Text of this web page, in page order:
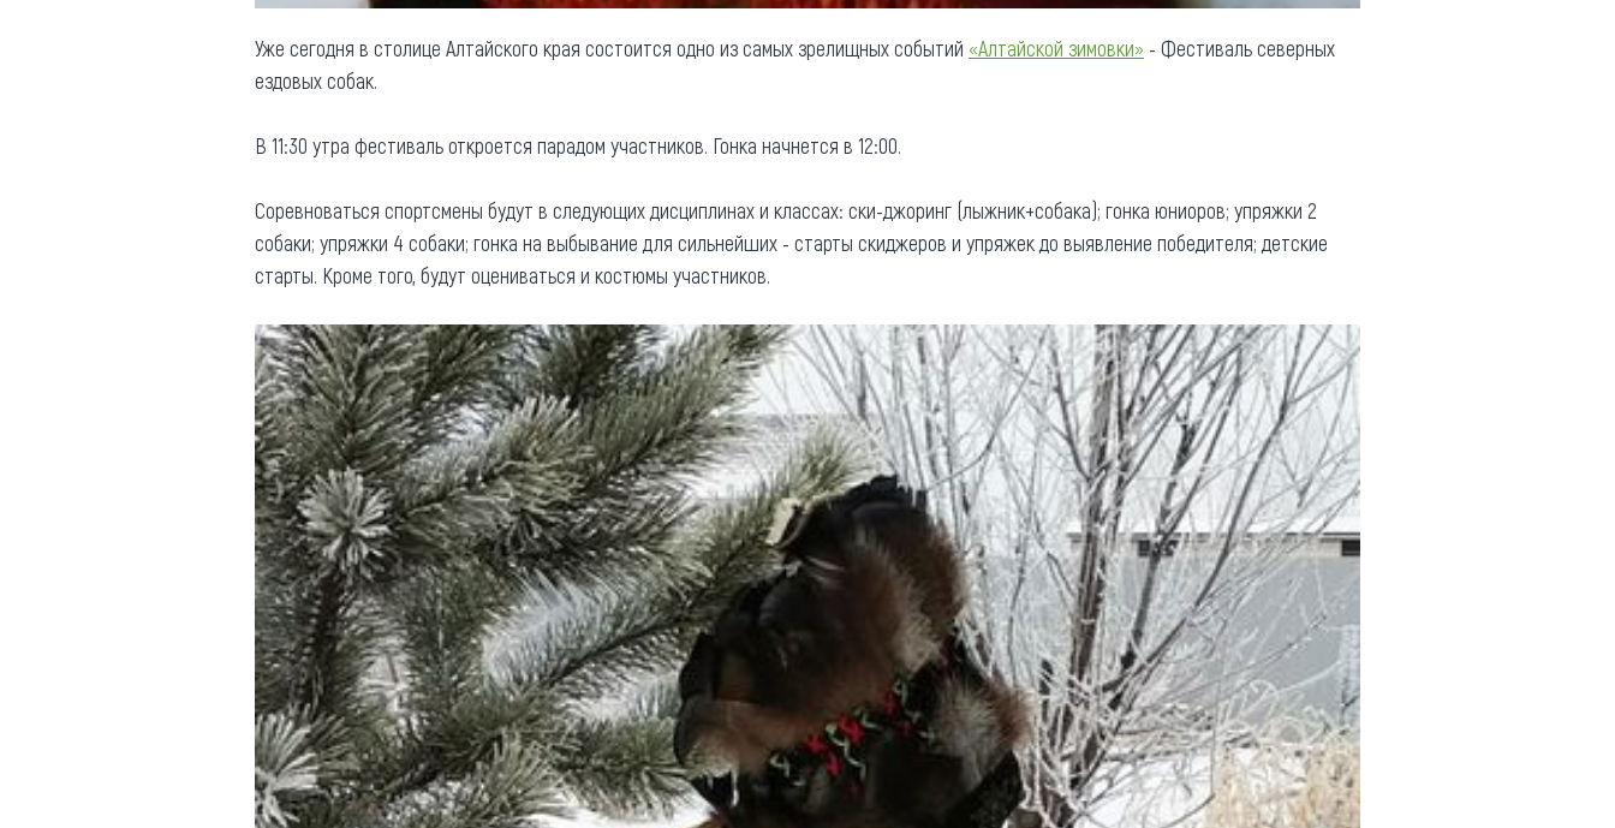
Уже сегодня в столице Алтайского края состоится одно из самых зрелищных событий «Алтайской зимовки» - Фестиваль северных
ездовых собак.
В 11:30 утра фестиваль откроется парадом участников. Гонка начнется в 12:00.
Соревноваться спортсмены будут в следующих дисциплинах и классах: ски-джоринг (лыжник+собака); гонка юниоров; упряжки 2
собаки; упряжки 4 собаки; гонка на выбывание для сильнейших - старты скиджеров и упряжек до выявление победителя; детские
старты. Кроме того, будут оцениваться и костюмы участников.